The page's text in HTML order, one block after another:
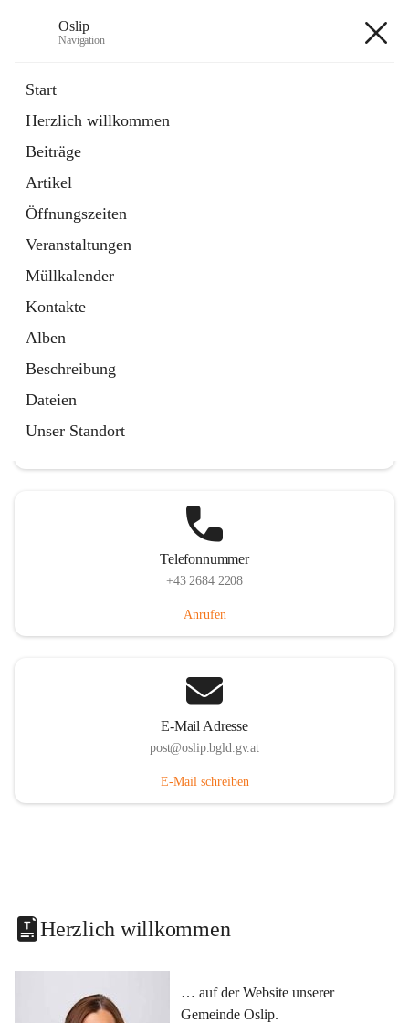
Oslip
Navigation
Start
Herzlich willkommen
Beiträge
Artikel
Öffnungszeiten
Veranstaltungen
Müllkalender
Kontakte
Alben
Beschreibung
Dateien
Unser Standort
Externe Webseite
in
Tab
Bundeskanzleramt Österreich
Externe Webseite
öffnet
in
neuem
Tab
Telefonnummer
+43 2684 2208
Anrufen
E-Mail Adresse
post@oslip.bgld.gv.at
E-Mail schreiben
Herzlich willkommen
… auf der Website unserer
Gemeinde Oslip.